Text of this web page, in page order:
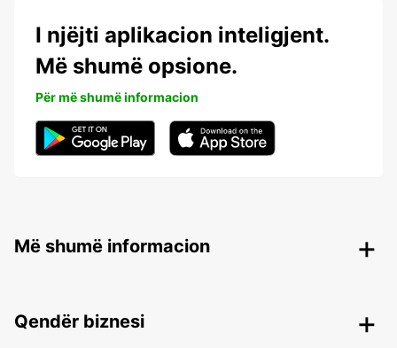
I njëjti aplikacion inteligjent.
Më shumë opsione.
Për më shumë informacion
Më shumë informacion
Qendër biznesi